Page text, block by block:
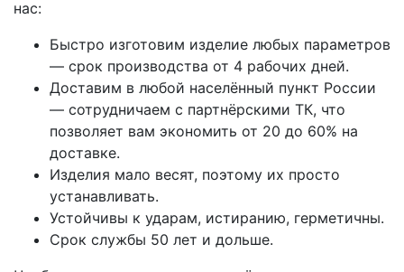
нас:
Быстро изготовим изделие любых параметров
— срок производства от 4 рабочих дней.
Доставим в любой населённый пункт России
— сотрудничаем с партнёрскими ТК, что
позволяет вам экономить от 20 до 60% на
доставке.
Изделия мало весят, поэтому их просто
устанавливать.
Устойчивы к ударам, истиранию, герметичны.
Срок службы 50 лет и дольше.